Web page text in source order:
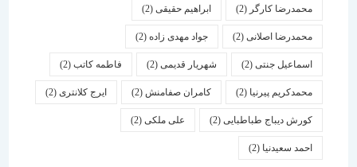
محمدرضا کارگر(2) ابراهیم حقیقی(2)
محمدرضا اصلانی(2) جواد مهدی زاده(2)
اسماعیل جنتی(2) شهریار قدیمی(2) فاطمه کاتب(2)
محمدکریم پیرنیا (2) کامران صفامنش(2) ایرج کلانتری (2)
کورش دیباج طباطبایی(2) علی ملکی(2)
احمد سعیدنیا (2)